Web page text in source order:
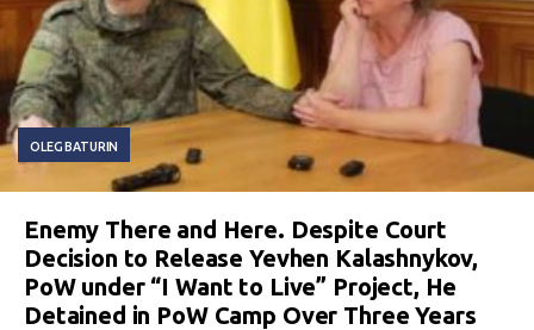
OLEG BATURIN
Enemy There and Here. Despite Court
Decision to Release Yevhen Kalashnykov,
PoW under “I Want to Live” Project, He
Detained in PoW Camp Over Three Years